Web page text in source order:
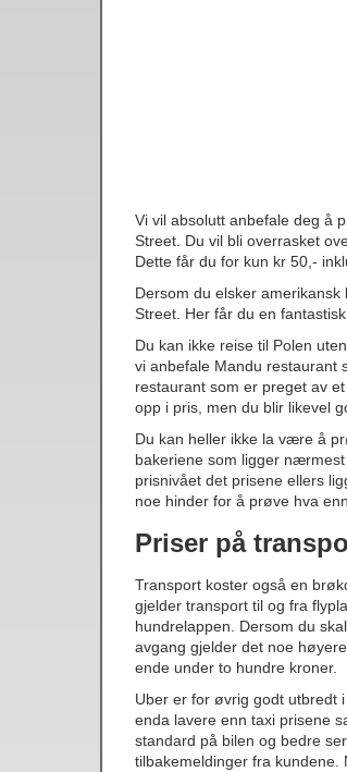
Vi vil absolutt anbefale deg å
Street. Du vil bli overrasket
Dette får du for kun kr 50,-
Dersom du elsker
Street. Her får du en
Du kan ikke reise til Polen
vi anbefale Mandu restaurant
restaurant som er preget av
opp i pris, men du blir likevel
Du kan heller ikke la være å
bakeriene som ligger
prisnivået det prisene ellers
noe hinder for å prøve hva
Priser på
Transport koster også en
gjelder transport til og fra
hundrelappen. Dersom du
avgang gjelder det noe
ende under to hundre kroner.
Uber er for øvrig godt utbredt
enda lavere enn taxi prisene
standard på bilen og bedre
tilbakemeldinger fra kundene.